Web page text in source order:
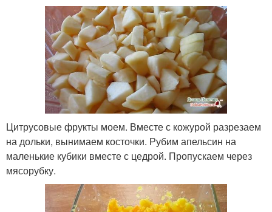
Цитрусовые фрукты моем. Вместе с кожурой разрезаем
на дольки, вынимаем косточки. Рубим апельсин на
маленькие кубики вместе с цедрой. Пропускаем через
мясорубку.